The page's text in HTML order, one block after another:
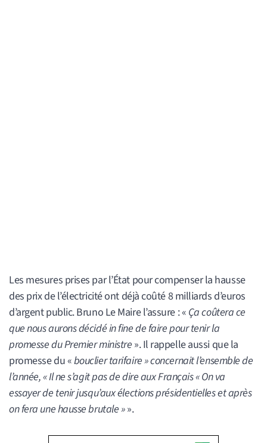
Les mesures prises par l’État pour compenser la hausse
des prix de l’électricité ont déjà coûté 8 milliards d’euros
d’argent public. Bruno Le Maire l’assure : « Ça coûtera ce
que nous aurons décidé in fine de faire pour tenir la
promesse du Premier ministre ». Il rappelle aussi que la
promesse du «bouclier tarifaire » concernait l’ensemble de
l’année, « Il ne s’agit pas de dire aux Français « On va
essayer de tenir jusqu’aux élections présidentielles et après
on fera une hausse brutale »».